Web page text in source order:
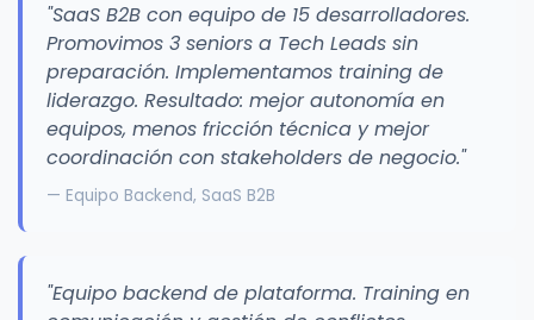
"SaaS B2B con equipo de 15 desarrolladores.
Promovimos 3 seniors a Tech Leads sin
preparación. Implementamos training de
liderazgo. Resultado: mejor autonomía en
equipos, menos fricción técnica y mejor
coordinación con stakeholders de negocio."
— Equipo Backend, SaaS B2B
"Equipo backend de plataforma. Training en